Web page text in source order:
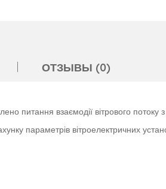
ОТЗЫВЫ (0)
питання взаємодії вітрового потоку з
параметрів вітроелектричних